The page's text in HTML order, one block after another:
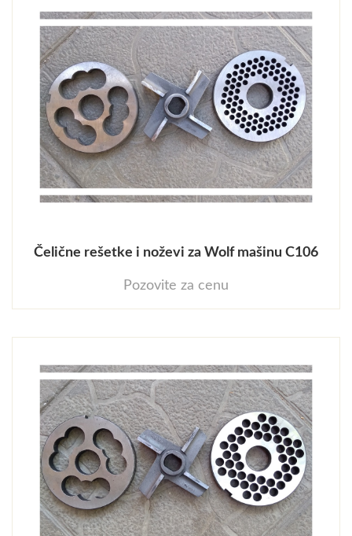
Čelične rešetke i noževi za Wolf mašinu C106
Pozovite za cenu